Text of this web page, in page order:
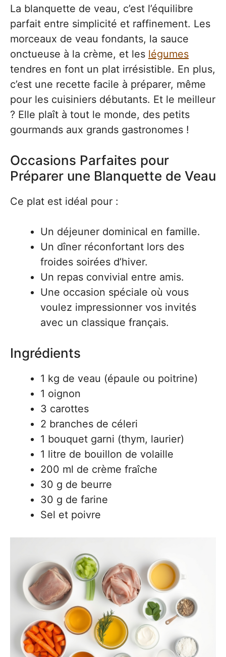
La blanquette de veau, c’est l’équilibre
parfait entre simplicité et raffinement. Les
morceaux de veau fondants, la sauce
onctueuse à la crème, et les légumes
tendres en font un plat irrésistible. En plus,
c’est une recette facile à préparer, même
pour les cuisiniers débutants. Et le meilleur
? Elle plaît à tout le monde, des petits
gourmands aux grands gastronomes !
Occasions Parfaites pour
Préparer une Blanquette de Veau
Ce plat est idéal pour :
Un déjeuner dominical en famille.
Un dîner réconfortant lors des
froides soirées d’hiver.
Un repas convivial entre amis.
Une occasion spéciale où vous
voulez impressionner vos invités
avec un classique français.
Ingrédients
1 kg de veau (épaule ou poitrine)
1 oignon
3 carottes
2 branches de céleri
1 bouquet garni (thym, laurier)
1 litre de bouillon de volaille
200 ml de crème fraîche
30 g de beurre
30 g de farine
Sel et poivre